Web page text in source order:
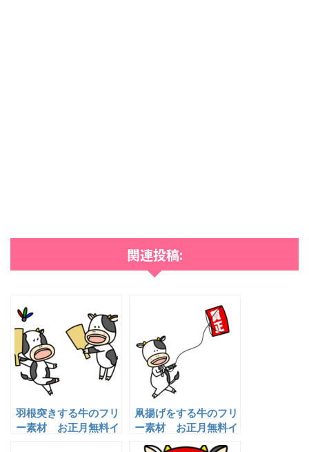
関連投稿:
羽根突きする牛のフリ
ー素材 お正月無料イ
凧揚げをする牛のフリ
ー素材 お正月無料イ